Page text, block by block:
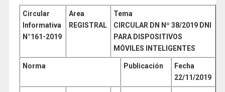
Circular
Informativa
N°161-2019
Area
REGISTRAL
Tema
CIRCULAR DN Nº 38/2019 DNI
PARA DISPOSITIVOS
MÓVILES INTELIGENTES
Norma Publicación
Fecha
22/11/2019